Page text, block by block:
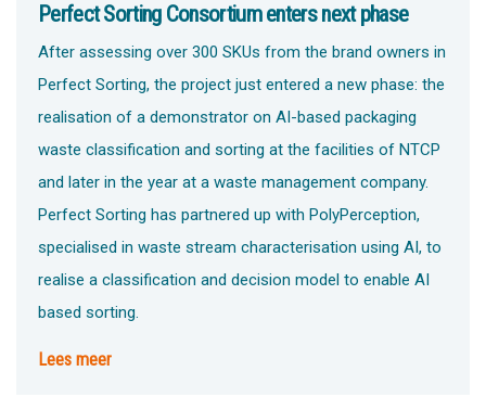
Perfect Sorting Consortium enters next phase
After assessing over 300 SKUs from the brand owners in
Perfect Sorting, the project just entered a new phase: the
realisation of a demonstrator on AI-based packaging
waste classification and sorting at the facilities of NTCP
and later in the year at a waste management company.
Perfect Sorting has partnered up with PolyPerception,
specialised in waste stream characterisation using AI, to
realise a classification and decision model to enable AI
based sorting.
Lees meer